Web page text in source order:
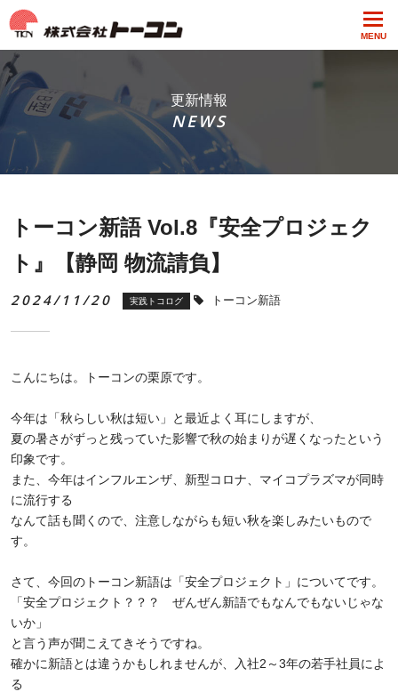
MENU
更新情報
NEWS
トーコン新語 Vol.8『安全プロジェク
ト』【静岡 物流請負】
2024/11/20 実践トコログ トーコン新語
こんにちは。トーコンの栗原です。
今年は「秋らしい秋は短い」と最近よく耳にしますが、
夏の暑さがずっと残っていた影響で秋の始まりが遅くなったという
印象です。
また、今年はインフルエンザ、新型コロナ、マイコプラズマが同時
に流行する
なんて話も聞くので、注意しながらも短い秋を楽しみたいもので
す。
さて、今回のトーコン新語は「安全プロジェクト」についてです。
「安全プロジェクト？？？ ぜんぜん新語でもなんでもないじゃな
いか」
と言う声が聞こえてきそうですね。
確かに新語とは違うかもしれませんが、入社2 ～3年の若手社員によ
る